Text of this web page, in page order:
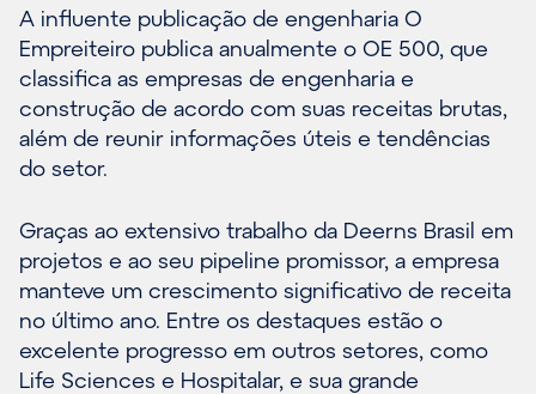
A influente publicação de engenharia O
Empreiteiro publica anualmente o OE 500, que
classifica as empresas de engenharia e
construção de acordo com suas receitas brutas,
além de reunir informações úteis e tendências
do setor.
Graças ao extensivo trabalho da Deerns Brasil em
projetos e ao seu pipeline promissor, a empresa
manteve um crescimento significativo de receita
no último ano. Entre os destaques estão o
excelente progresso em outros setores, como
Life Sciences e Hospitalar, e sua grande